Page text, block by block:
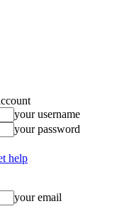
your username
your password
help
your email